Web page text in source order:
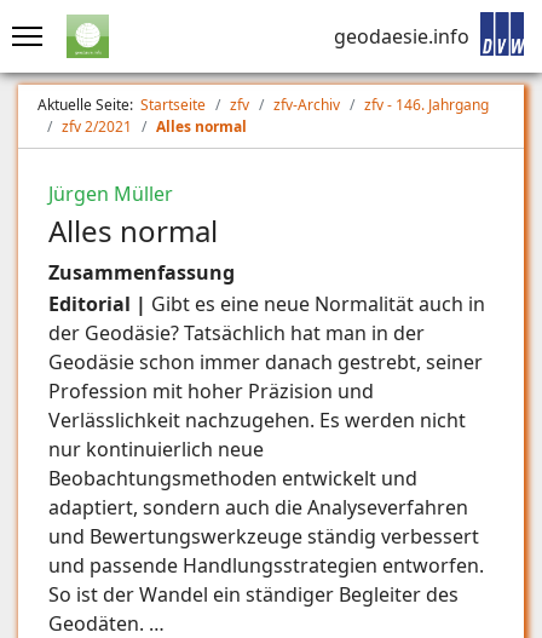
geodaesie.info
Aktuelle Seite: Startseite zfv zfv-Archiv
zfv - 146. Jahrgang
zfv 2/2021
Alles normal
Jürgen Müller
Alles normal
Zusammenfassung
Editorial | Gibt es eine neue Normalität auch in
der Geodäsie? Tatsächlich hat man in der
Geodäsie schon immer danach gestrebt, seiner
Profession mit hoher Präzision und
Verlässlichkeit nachzugehen. Es werden nicht
nur kontinuierlich neue
Beobachtungsmethoden entwickelt und
adaptiert, sondern auch die Analyseverfahren
und Bewertungswerkzeuge ständig verbessert
und passende Handlungsstrategien entworfen.
So ist der Wandel ein ständiger Begleiter des
Geodäten. …